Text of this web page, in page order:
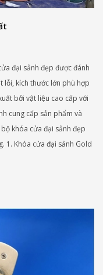
đại sảnh đẹp được đánh
lỗi, kích thước lớn phù hợp
bởi vật liệu cao cấp với
cung cấp sản phẩm và
khóa cửa đại sảnh đẹp
1. Khóa cửa đại sảnh Gold